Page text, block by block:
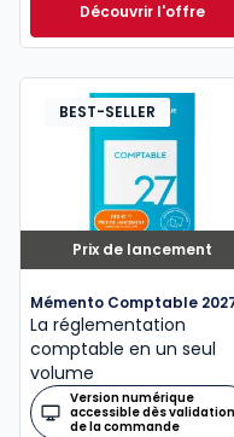
Découvrir l'offre
GenIA-L
Dès
Prix de lancement
BEST-SELLER
Mémento Comptable
La réglementation
comptable en un seul
volume
Version numérique
accessible dès validation
de la commande